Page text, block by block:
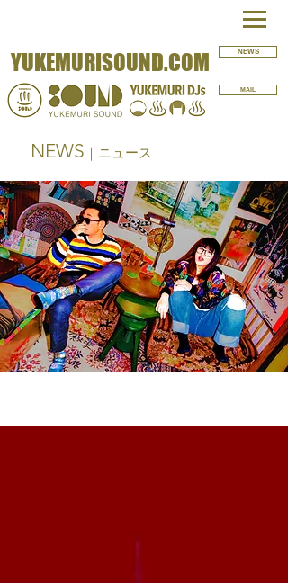
YUKEMURISOUND.COM NEWS
MAIL
NEWS ｜ニュース